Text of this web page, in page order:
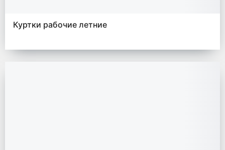
Куртки рабочие летние